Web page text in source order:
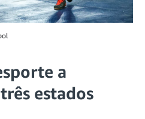
a
estados